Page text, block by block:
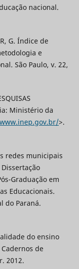
nacional.
G. Índice de
e
São Paulo, v. 22,
Ministério da
>.
redes municipais
Graduação em
Educacionais.
do Paraná.
do ensino
de
2012.